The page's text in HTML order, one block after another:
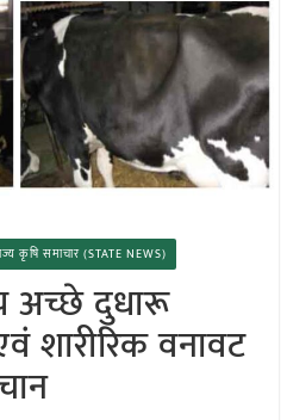
कृषि समाचार (STATE NEWS)
अच्छे दुधारू
वनावट